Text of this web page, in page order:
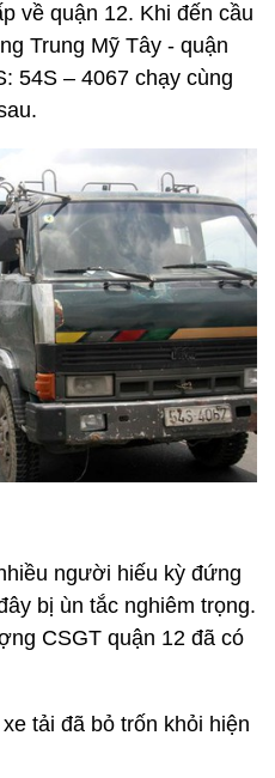
về quận 12. Khi đến cầu
Trung Mỹ Tây - quận
54S – 4067 chạy cùng
người hiếu kỳ đứng
bị ùn tắc nghiêm trọng.
CSGT quận 12 đã có
tải đã bỏ trốn khỏi hiện